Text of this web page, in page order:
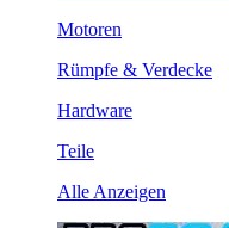
Motoren
Rümpfe & Verdecke
Hardware
Teile
Alle Anzeigen